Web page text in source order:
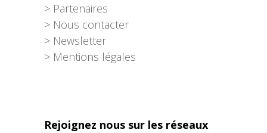
> Partenaires
> Nous contacter
> Newsletter
> Mentions légales
Rejoignez nous sur les réseaux